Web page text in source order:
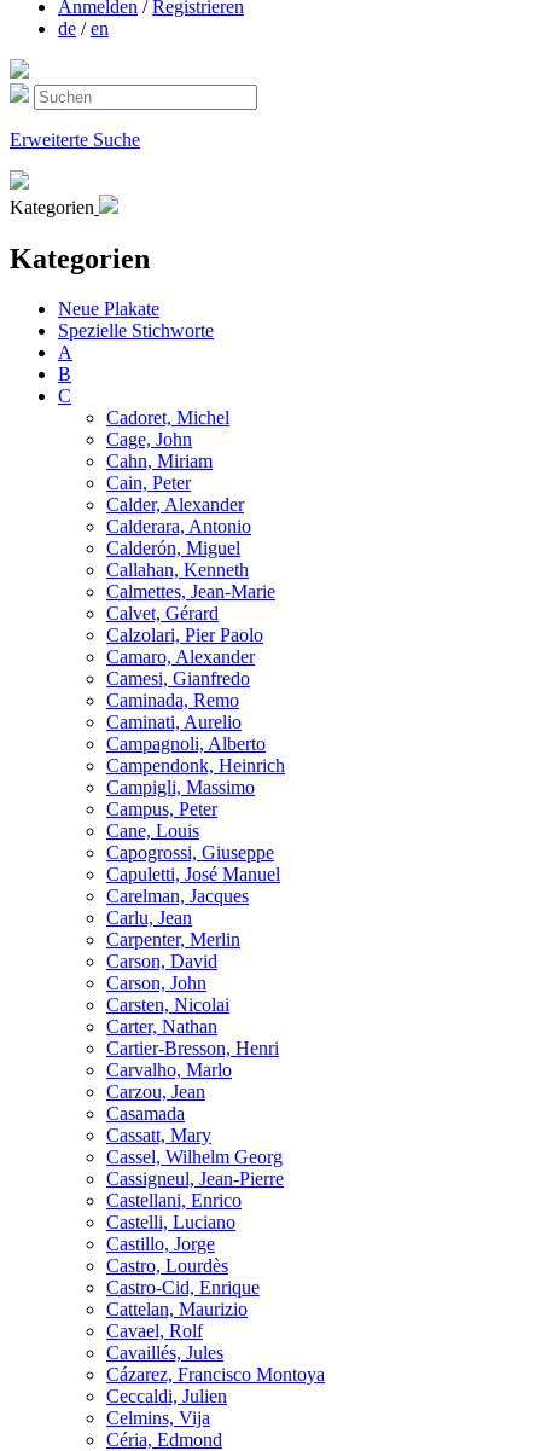
Anmelden / Registrieren
de /en
Erweiterte Suche
Kategorien
Kategorien
Neue Plakate
Spezielle Stichworte
A
B
C
Cadoret, Michel
Cage, John
Cahn, Miriam
Cain, Peter
Calder, Alexander
Calderara, Antonio
Calderón, Miguel
Callahan, Kenneth
Calmettes, Jean-Marie
Calvet, Gérard
Calzolari, Pier Paolo
Camaro, Alexander
Camesi, Gianfredo
Caminada, Remo
Caminati, Aurelio
Campagnoli, Alberto
Campendonk, Heinrich
Campigli, Massimo
Campus, Peter
Cane, Louis
Capogrossi, Giuseppe
Capuletti, José Manuel
Carelman, Jacques
Carlu, Jean
Carpenter, Merlin
Carson, David
Carson, John
Carsten, Nicolai
Carter, Nathan
Cartier-Bresson, Henri
Carvalho, Marlo
Carzou, Jean
Casamada
Cassatt, Mary
Cassel, Wilhelm Georg
Cassigneul, Jean-Pierre
Castellani, Enrico
Castelli, Luciano
Castillo, Jorge
Castro, Lourdès
Castro-Cid, Enrique
Cattelan, Maurizio
Cavael, Rolf
Cavaillés, Jules
Cázarez, Francisco Montoya
Ceccaldi, Julien
Celmins, Vija
Céria, Edmond